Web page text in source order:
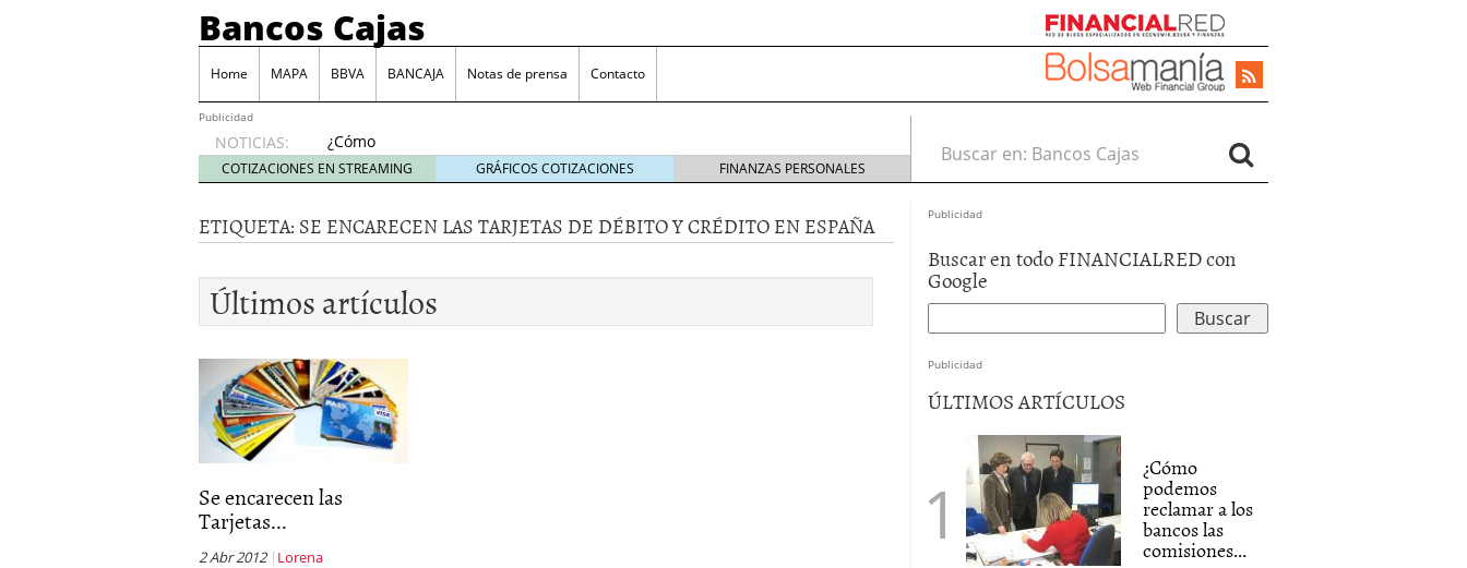
Bancos Cajas
Home MAPA BBVA BANCAJA Notas de prensa Contacto
Publicidad
NOTICIAS:
¿Cómo
podemos
reclamar
bancos
las
comisiones
por
descubierto?
2014
Tarjeta Visa Prepago de NovaGalicia Banco
Las principales comisiones bancarias
Juego BBVA, una forma de hacer ganar a los clientes
Monte de Piedad, una de la opciones para conseguir efectivo
COTIZACIONES EN STREAMING GRÁFICOS COTIZACIONES FINANZAS PERSONALES
Buscar en:
ETIQUETA: SE ENCARECEN LAS TARJETAS DE DÉBITO Y CRÉDITO EN ESPAÑA
Últimos artículos
Se encarecen las
Tarjetas...
2 Abr 2012 Lorena
Publicidad
Buscar en todo FINANCIALRED con
Google
Publicidad
ÚLTIMOS ARTÍCULOS
¿Cómo
podemos
reclamar a los
bancos las
comisiones...